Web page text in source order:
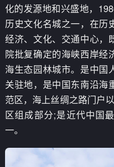
化的发源地和兴盛地，
历史文化名城之一，在历
经济、文化、交通中心，
院批复确定的海峡西岸经
海生态园林城市。是中国
关驻地，是中国东南沿海
范区，海上丝绸之路门户
区组成部分;是近代中国
一。